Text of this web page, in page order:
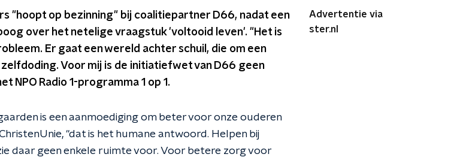
"hoopt op bezinning" bij coalitiepartner D66, nadat een
over het netelige vraagstuk 'voltooid leven'. "Het is
Er gaat een wereld achter schuil, die om een
Voor mij is de initiatiefwet van D66 geen
NPO Radio 1-programma 1 op 1.
is een aanmoediging om beter voor onze ouderen
"dat is het humane antwoord. Helpen bij
daar geen enkele ruimte voor. Voor betere zorg voor
Advertentie via
ster.nl